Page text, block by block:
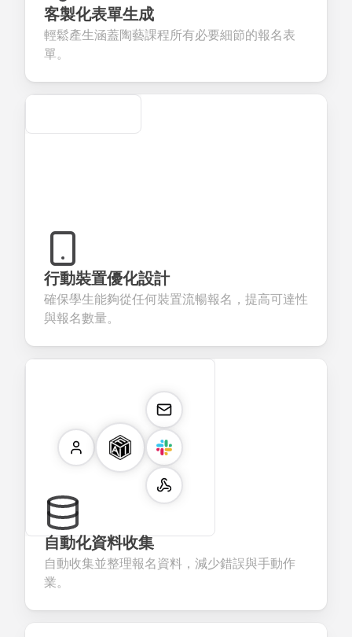
about
products or
seamless
account
creation.
客製化表單生成
輕鬆產生涵蓋陶藝課程所有必要細節的報名表
單。
Secure
行動裝置優化設計
確保學生能夠從任何裝置流暢報名，提高可達性
與報名數量。
自動化資料收集
自動收集並整理報名資料，減少錯誤與手動作
業。